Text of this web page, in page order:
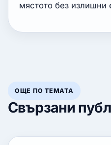
мястото без излишни
ОЩЕ ПО ТЕМАТА
Свързани